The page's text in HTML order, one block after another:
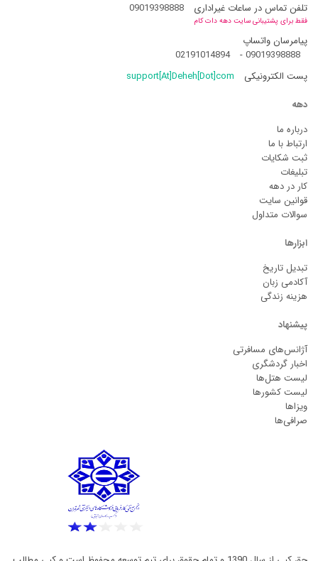
تلفن تماس در ساعات غیراداری 09019398888
فقط برای پشتیبانی سایت دهه دات کام
پیامرسان واتساپ
09019398888
-
02191014894
پست الکترونیکی
support[At]Deheh[Dot]com
دهه
درباره ما
ارتباط با ما
ثبت شکایات
تبلیغات
کار در دهه
قوانین سایت
سوالات متداول
ابزارها
تبدیل تاریخ
آکادمی زبان
هزینه زندگی
پیشنهاد
آژانس‌های مسافرتی
اخبار گردشگری
لیست هتل‌ها
لیست کشورها
ویزاها
صرافی‌ها